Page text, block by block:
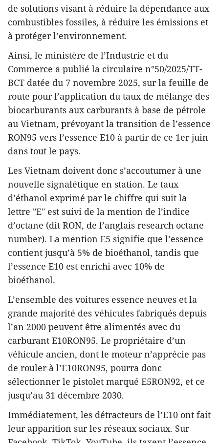
de solutions visant à réduire la dépendance aux
combustibles fossiles, à réduire les émissions et
à protéger l’environnement.
Ainsi, le ministère de l’Industrie et du
Commerce a publié la circulaire n°50/2025/TT-
BCT datée du 7 novembre 2025, sur la feuille de
route pour l’application du taux de mélange des
biocarburants aux carburants à base de pétrole
au Vietnam, prévoyant la transition de l’essence
RON95 vers l’essence E10 à partir de ce 1er juin
dans tout le pays.
Les Vietnam doivent donc s’accoutumer à une
nouvelle signalétique en station. Le taux
d’éthanol exprimé par le chiffre qui suit la
lettre "E" est suivi de la mention de l’indice
d’octane (dit RON, de l’anglais research octane
number). La mention E5 signifie que l’essence
contient jusqu’à 5% de bioéthanol, tandis que
l’essence E10 est enrichi avec 10% de
bioéthanol.
L’ensemble des voitures essence neuves et la
grande majorité des véhicules fabriqués depuis
l’an 2000 peuvent être alimentés avec du
carburant E10RON95. Le propriétaire d’un
véhicule ancien, dont le moteur n’apprécie pas
de rouler à l’E10RON95, pourra donc
sélectionner le pistolet marqué E5RON92, et ce
jusqu’au 31 décembre 2030.
Immédiatement, les détracteurs de l’E10 ont fait
leur apparition sur les réseaux sociaux. Sur